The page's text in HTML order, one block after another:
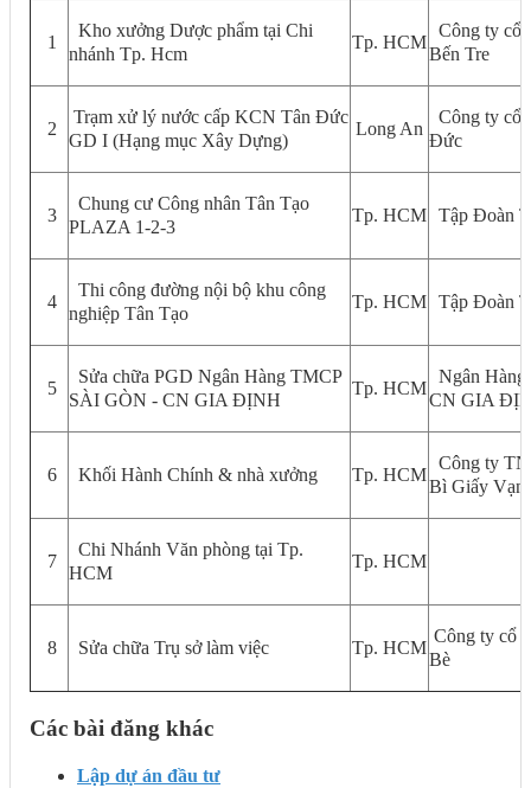
1
Kho xưởng Dược phẩm tại Chi
nhánh Tp. Hcm
Tp. HCM
Công ty cổ
2
Trạm xử lý nước cấp KCN Tân Đức
GD I (Hạng mục Xây Dựng)
Long An
Công ty cổ
Đức
3
Chung cư Công nhân Tân Tạo
PLAZA 1-2-3
Tp. HCM Tập Đoàn
4
Thi công đường nội bộ khu công
nghiệp Tân Tạo
Tp. HCM Tập Đoàn
5
Sửa chữa PGD Ngân Hàng TMCP
SÀI GÒN - CN GIA ĐỊNH
Tp. HCM
Ngân
CN GIA
6 Khối Hành Chính & nhà xưởng Tp. HCM
Công ty
Bì Giấy Vạn
7
Chi Nhánh Văn phòng tại Tp.
HCM
Tp. HCM
8 Sửa chữa Trụ sở làm việc Tp. HCM
Công ty cổ
Bè
Các bài đăng khác
Lập dự án đầu tư